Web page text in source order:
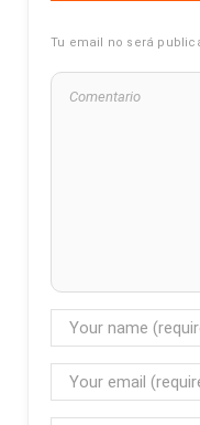
Tu email no será